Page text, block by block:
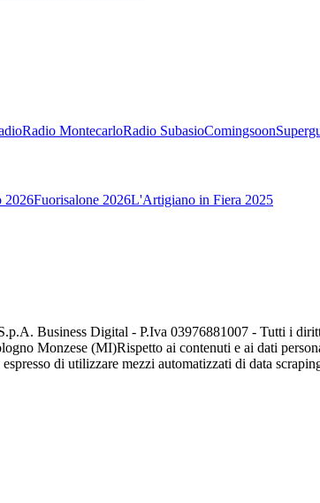
Radio MontecarloRadio SubasioComingsoon
2026Fuorisalone 2026L'Artigiano in Fiera 2025
Business Digital - P.Iva 03976881007 - Tutti i
Monzese (MI)Rispetto ai contenuti e ai dati
di utilizzare mezzi automatizzati di data